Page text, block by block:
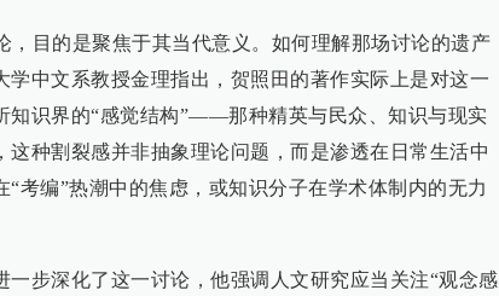
，目的是聚焦于其当代意义。如何理解那场讨论的遗产
学中文系教授金理指出，贺照田的著作实际上是对这一
知识界的“感觉结构”——那种精英与民众、知识与现实
这种割裂感并非抽象理论问题，而是渗透在日常生活中
“考编”热潮中的焦虑，或知识分子在学术体制内的无力
一步深化了这一讨论，他强调人文研究应当关注“观念感